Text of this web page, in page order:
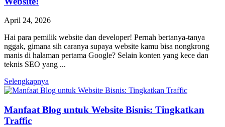
April 24, 2026
Hai para pemilik website dan developer! Pernah bertanya-tanya
nggak, gimana sih caranya supaya website kamu bisa nongkrong
manis di halaman pertama Google? Selain konten yang kece dan
teknis SEO yang ...
Selengkapnya
Manfaat Blog untuk Website Bisnis: Tingkatkan
Traffic